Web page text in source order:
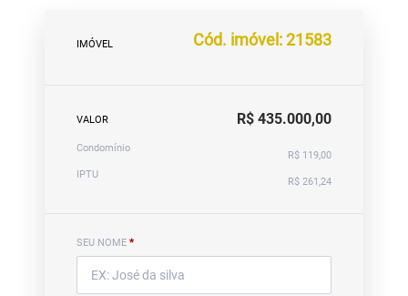
IMÓVEL Cód. imóvel: 21583
VALOR R$ 435.000,00
Condomínio
R$ 119,00
IPTU
R$ 261,24
SEU NOME *